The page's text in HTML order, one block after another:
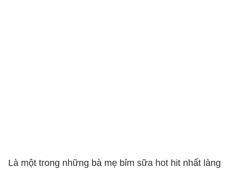
Là một trong những bà mẹ bỉm sữa hot hit nhất làng